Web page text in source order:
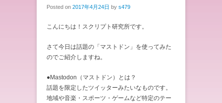
Posted on 2017年4月24日 by s479
こんにちは！スクリプト研究所です。
さて今日は話題の「マストドン」を使ってみた
のでご紹介しますね。
●Mastodon（マストドン）とは？
話題を限定したツイッターみたいなものです。
地域や音楽・スポーツ・ゲームなど特定のテー